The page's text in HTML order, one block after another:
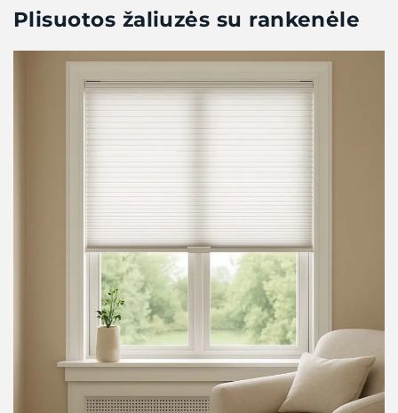
Plisuotos žaliuzės su rankenėle